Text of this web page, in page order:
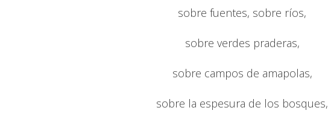
sobre fuentes, sobre ríos,
sobre verdes praderas,
sobre campos de amapolas,
sobre la espesura de los bosques,